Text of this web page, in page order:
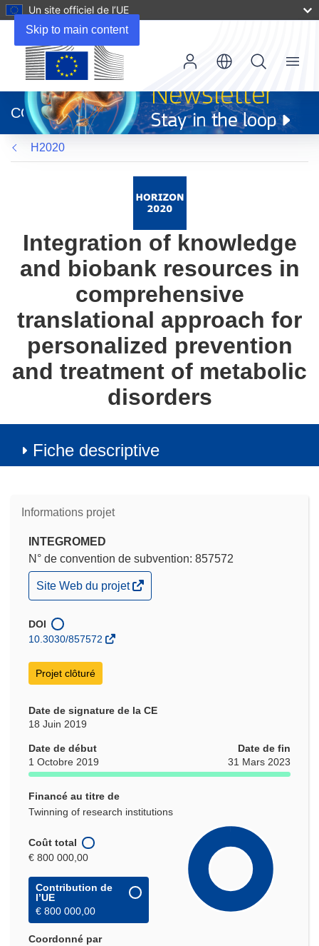
Skip to main content
Un site officiel de l’UE
dans
une
nouvelle
fenêtre)
CORDIS
Menu
H2020
Integration of knowledge
and biobank resources in
comprehensive
translational approach for
personalized prevention
and treatment of metabolic
disorders
Fiche descriptive
Informations projet
INTEGROMED
N° de convention de subvention: 857572
(s’ouvre
dans
nouvelle
fenêtre)
Site Web du projet
DOI
10.3030/857572
Projet clôturé
Date de signature de la CE
18 Juin 2019
Date de début
1 Octobre 2019
Date de fin
31 Mars 2023
Financé au titre de
Twinning of research institutions
Coût total
€ 800 000,00
Contribution de
l’UE
€ 800 000,00
Coordonné par